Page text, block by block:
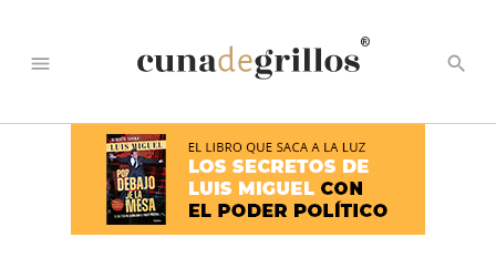
menu
®
search